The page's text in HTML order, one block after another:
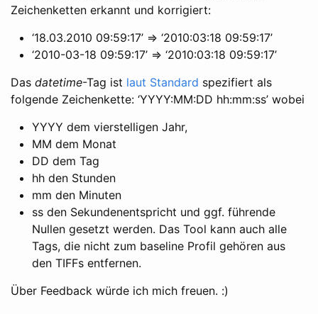
Zeichenketten erkannt und korrigiert:
‘18.03.2010 09:59:17’ => ‘2010:03:18 09:59:17’
‘2010-03-18 09:59:17’ => ‘2010:03:18 09:59:17’
Das datetime-Tag ist laut Standard spezifiert als
folgende Zeichenkette: ‘YYYY:MM:DD hh:mm:ss’ wobei
YYYY dem vierstelligen Jahr,
MM dem Monat
DD dem Tag
hh den Stunden
mm den Minuten
ss den Sekundenentspricht und ggf. führende
Nullen gesetzt werden. Das Tool kann auch alle
Tags, die nicht zum baseline Profil gehören aus
den TIFFs entfernen.
Über Feedback würde ich mich freuen. :)